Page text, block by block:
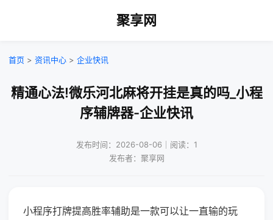
聚享网
首页 > 资讯中心 > 企业快讯
精通心法!微乐河北麻将开挂是真的吗_小程
序辅牌器-企业快讯
发布时间：2026-08-06｜阅读：1
发布者：聚享网
小程序打牌提高胜率辅助是一款可以让一直输的玩